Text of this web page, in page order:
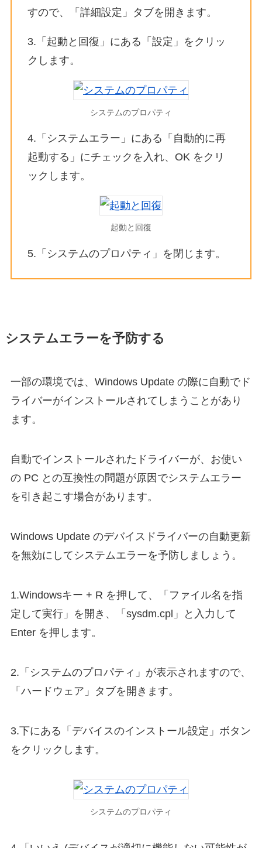
すので、「詳細設定」タブを開きます。
3.「起動と回復」にある「設定」をクリッ
クします。
システムのプロパティ
4.「システムエラー」にある「自動的に再
起動する」にチェックを入れ、OK をクリ
ックします。
起動と回復
5.「システムのプロパティ」を閉じます。
システムエラーを予防する
一部の環境では、Windows Update の際に自動でド
ライバーがインストールされてしまうことがあり
ます。
自動でインストールされたドライバーが、お使い
の PC との互換性の問題が原因でシステムエラー
を引き起こす場合があります。
Windows Update のデバイスドライバーの自動更新
を無効にしてシステムエラーを予防しましょう。
1.Windowsキー + R を押して、「ファイル名を指
定して実行」を開き、「sysdm.cpl」と入力して
Enter を押します。
2.「システムのプロパティ」が表示されますので、
「ハードウェア」タブを開きます。
3.下にある「デバイスのインストール設定」ボタン
をクリックします。
システムのプロパティ